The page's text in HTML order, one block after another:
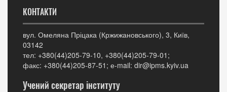
КОНТАКТИ
вул. Омеляна Пріцака (Кржижановського), 3, Київ,
03142
тел: +380(44)205-79-10, +380(44)205-79-01;
факс: +380(44)205-87-51; е-mail: dir@ipms.kyiv.ua
Учений секретар інституту